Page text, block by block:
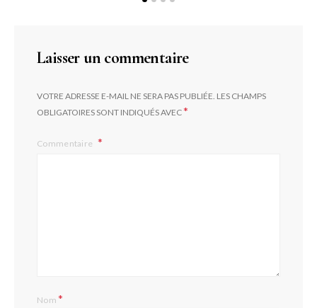
Laisser un commentaire
VOTRE ADRESSE E-MAIL NE SERA PAS PUBLIÉE. LES CHAMPS
OBLIGATOIRES SONT INDIQUÉS AVEC*
Commentaire
Nom*